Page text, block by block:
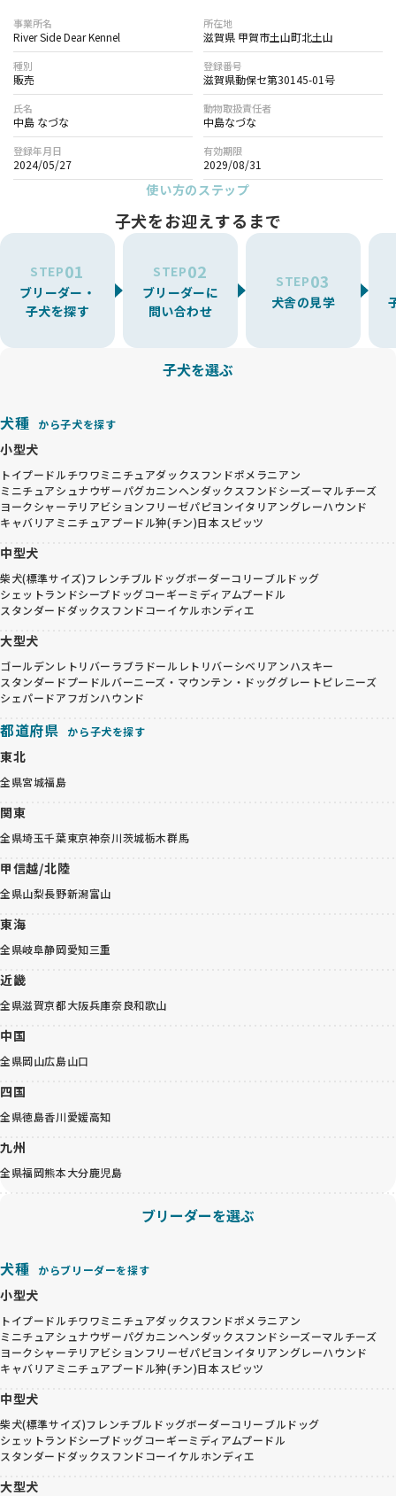
事業所名
River Side Dear Kennel
所在地
滋賀県 甲賀市土山町北土山
種別
販売
登録番号
滋賀県動保セ第30145-01号
氏名
中島 なづな
動物取扱責任者
中島なづな
登録年月日
2024/05/27
有効期限
2029/08/31
使い方のステップ
子犬をお迎えするまで
STEP01
ブリーダー・
子犬を探す
STEP02
ブリーダーに
問い合わせ
STEP03
犬舎の見学
子犬を選ぶ
犬種 から子犬を探す
小型犬
トイプードルチワワミニチュアダックスフンドポメラニアン
ミニチュアシュナウザーパグカニンヘンダックスフンドシーズーマルチーズ
ヨークシャーテリアビションフリーゼパピヨンイタリアングレーハウンド
キャバリア ミニチュアプードル狆(チン)日本スピッツ
中型犬
柴犬(標準サイズ)フレンチブルドッグボーダーコリーブルドッグ
シェットランドシープドッグコーギーミディアムプードル
スタンダードダックスフンドコーイケルホンディエ
大型犬
ゴールデンレトリバー ラブラドールレトリバーシベリアンハスキー
スタンダードプードルバーニーズ・マウンテン・ドッググレートピレニーズ
シェパードアフガンハウンド
都道府県 から子犬を探す
東北
全県宮城福島
関東
全県埼玉千葉東京神奈川茨城栃木群馬
甲信越/北陸
全県山梨長野新潟富山
東海
全県岐阜静岡愛知三重
近畿
全県滋賀京都大阪兵庫奈良和歌山
中国
全県岡山広島山口
四国
全県徳島香川愛媛高知
九州
全県福岡熊本大分鹿児島
ブリーダーを選ぶ
犬種 からブリーダーを探す
小型犬
トイプードルチワワミニチュアダックスフンドポメラニアン
ミニチュアシュナウザーパグカニンヘンダックスフンドシーズーマルチーズ
ヨークシャーテリアビションフリーゼパピヨンイタリアングレーハウンド
キャバリア ミニチュアプードル狆(チン)日本スピッツ
中型犬
柴犬(標準サイズ)フレンチブルドッグボーダーコリーブルドッグ
シェットランドシープドッグコーギーミディアムプードル
スタンダードダックスフンドコーイケルホンディエ
大型犬